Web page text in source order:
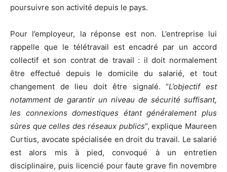
poursuivre son activité depuis le pays.
Pour l’employeur, la réponse est non. L’entreprise lui
rappelle que le télétravail est encadré par un accord
collectif et son contrat de travail : il doit normalement
être effectué depuis le domicile du salarié, et tout
changement de lieu doit être signalé. “L’objectif est
notamment de garantir un niveau de sécurité suffisant,
les connexions domestiques étant généralement plus
sûres que celles des réseaux publics“, explique Maureen
Curtius, avocate spécialisée en droit du travail. Le salarié
est alors mis à pied, convoqué à un entretien
disciplinaire, puis licencié pour faute grave fin novembre